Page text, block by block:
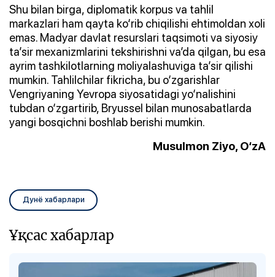
Shu bilan birga, diplomatik korpus va tahlil
markazlari ham qayta ko‘rib chiqilishi ehtimoldan xoli
emas. Madyar davlat resurslari taqsimoti va siyosiy
ta’sir mexanizmlarini tekshirishni va’da qilgan, bu esa
ayrim tashkilotlarning moliyalashuviga ta’sir qilishi
mumkin. Tahlilchilar fikricha, bu o‘zgarishlar
Vengriyaning Yevropa siyosatidagi yo‘nalishini
tubdan o‘zgartirib, Bryussel bilan munosabatlarda
yangi bosqichni boshlab berishi mumkin.
Musulmon Ziyo, O‘zA
Дунё хабарлари
Ұқсас хабарлар